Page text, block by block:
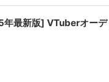
最新版] VTuberオーデ